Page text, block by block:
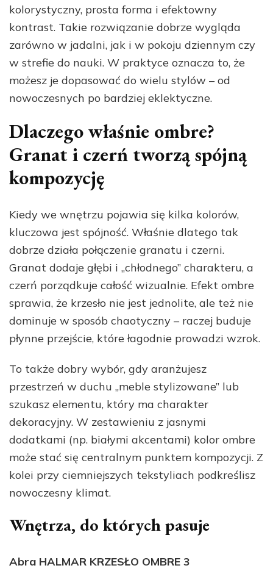
kolorystyczny, prosta forma i efektowny
kontrast. Takie rozwiązanie dobrze wygląda
zarówno w jadalni, jak i w pokoju dziennym czy
w strefie do nauki. W praktyce oznacza to, że
możesz je dopasować do wielu stylów – od
nowoczesnych po bardziej eklektyczne.
Dlaczego właśnie ombre?
Granat i czerń tworzą spójną
kompozycję
Kiedy we wnętrzu pojawia się kilka kolorów,
kluczowa jest spójność. Właśnie dlatego tak
dobrze działa połączenie granatu i czerni.
Granat dodaje głębi i „chłodnego” charakteru, a
czerń porządkuje całość wizualnie. Efekt ombre
sprawia, że krzesło nie jest jednolite, ale też nie
dominuje w sposób chaotyczny – raczej buduje
płynne przejście, które łagodnie prowadzi wzrok.
To także dobry wybór, gdy aranżujesz
przestrzeń w duchu „meble stylizowane” lub
szukasz elementu, który ma charakter
dekoracyjny. W zestawieniu z jasnymi
dodatkami (np. białymi akcentami) kolor ombre
może stać się centralnym punktem kompozycji. Z
kolei przy ciemniejszych tekstyliach podkreślisz
nowoczesny klimat.
Wnętrza, do których pasuje
Abra HALMAR KRZESŁO OMBRE 3